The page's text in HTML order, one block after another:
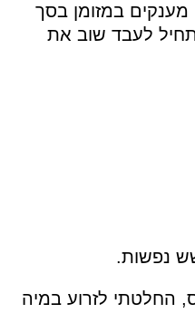
באזור (1,500 איש) קיבלו מענקים במזומן בסך
לעבד שוב את
החלטתי לזרוע במיה